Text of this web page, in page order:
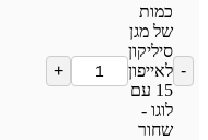
כמות
של מגן
סיליקון
לאייפון
15 עם
לוגו -
שחור